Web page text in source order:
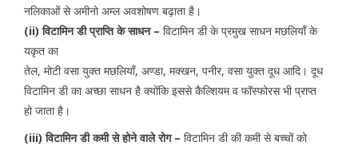
नलिकाओं से अमीनो अम्ल अवशोषण बढ़ाता है।
(ii)विटामिन डी प्राप्ति के साधन – विटामिन डी के प्रमुख साधन मछलियाँ के
यकृत का
तेल, मोटी वसा युक्त मछलियाँ, अण्डा, मक्खन, पनीर, वसा युक्त दूध आदि। दूध
विटामिन डी का अच्छा साधन है क्योंकि इससे कैल्शियम व फॉस्फोरस भी प्राप्त
हो जाता है।
(iii)विटामिन डी कमी से होने वाले रोग – विटामिन डी की कमी से बच्चों को